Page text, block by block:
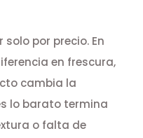
por precio. En
en frescura,
cambia la
lo barato termina
o falta de